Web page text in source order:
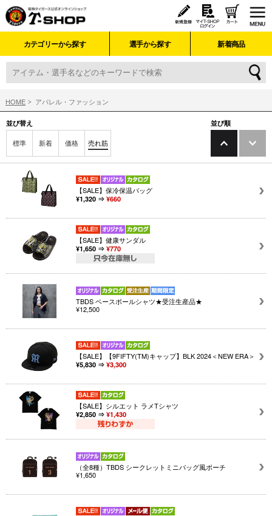
カテゴリーから探す 選手から探す 新着商品
HOME アパレル・ファッション
並び替え
標準 新着 価格 売れ筋
並び順
【SALE】保冷保温バッグ
¥1,320 ⇒ ¥660
【SALE】健康サンダル
¥1,650 ⇒ ¥770
TBDS ベースボールシャツ★受注生産品★
¥12,500
【SALE】【9FIFTY(TM)キャップ】BLK 2024＜NEW ERA＞
¥5,830 ⇒ ¥3,300
【SALE】シルエット ラメTシャツ
¥2,850 ⇒ ¥1,430
（全8種）TBDS シークレットミニバッグ風ポーチ
¥1,650